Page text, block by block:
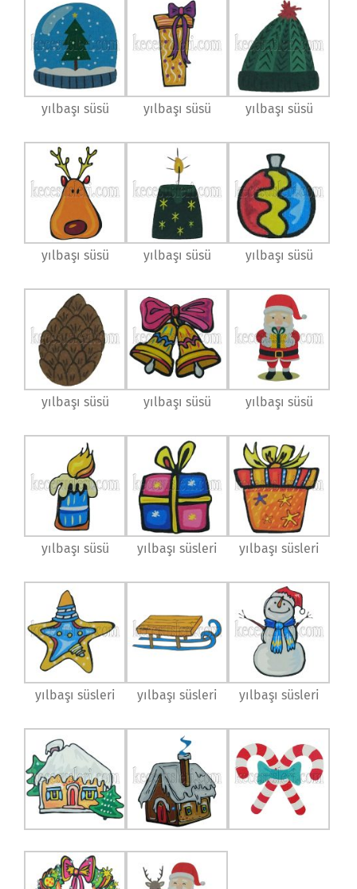
yılbaşı süsü yılbaşı süsü yılbaşı süsü
yılbaşı süsü yılbaşı süsü yılbaşı süsü
yılbaşı süsü yılbaşı süsü yılbaşı süsü
yılbaşı süsü yılbaşı süsleri yılbaşı süsleri
yılbaşı süsleri yılbaşı süsleri yılbaşı süsleri